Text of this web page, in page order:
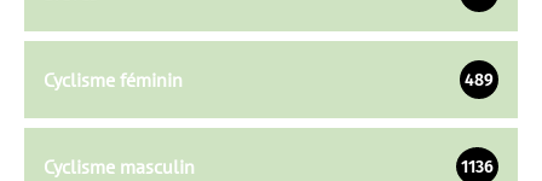
Cyclisme féminin 489
Cyclisme masculin 1136